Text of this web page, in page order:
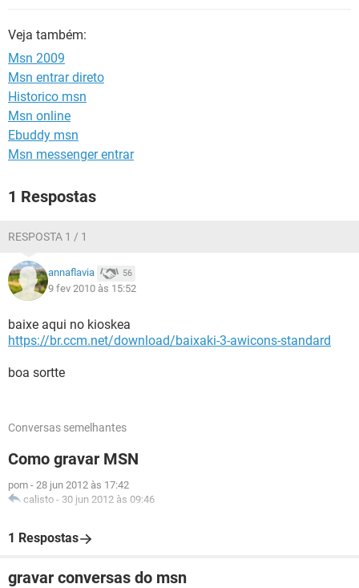
Veja também:
Msn 2009
Msn entrar direto
Historico msn
Msn online
Ebuddy msn
Msn messenger entrar
1 Respostas
RESPOSTA 1 / 1
annaflavia 56
9 fev 2010 às 15:52
baixe aqui no kioskea
https://br.ccm.net/download/baixaki-3-awicons-standard
boa sortte
Conversas semelhantes
Como gravar MSN
pom - 28 jun 2012 às 17:42
calisto - 30 jun 2012 às 09:46
1 Respostas
gravar conversas do msn